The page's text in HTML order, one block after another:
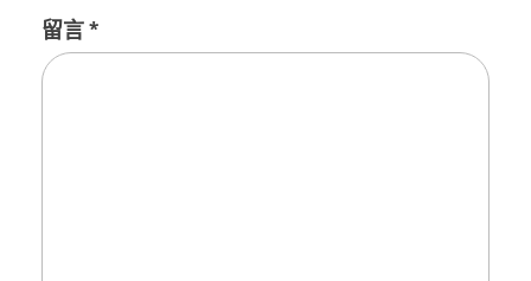
留言*